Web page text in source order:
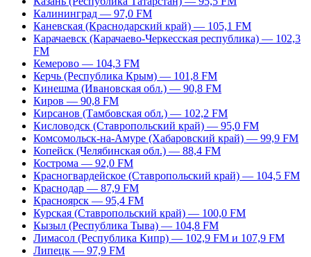
Калининград — 97,0 FM
Каневская (Краснодарский край) — 105,1 FM
Карачаевск (Карачаево-Черкесская республика) — 102,3
FM
Кемерово — 104,3 FM
Керчь (Республика Крым) — 101,8 FM
Кинешма (Ивановская обл.) — 90,8 FM
Киров — 90,8 FM
Кирсанов (Тамбовская обл.) — 102,2 FM
Кисловодск (Ставропольский край) — 95,0 FM
Комсомольск-на-Амуре (Хабаровский край) — 99,9 FM
Копейск (Челябинская обл.) — 88,4 FM
Кострома — 92,0 FM
Красногвардейское (Ставропольский край) — 104,5 FM
Краснодар — 87,9 FM
Красноярск — 95,4 FM
Курская (Ставропольский край) — 100,0 FM
Кызыл (Республика Тыва) — 104,8 FM
Лимасол (Республика Кипр) — 102,9 FM и 107,9 FM
Липецк — 97,9 FM